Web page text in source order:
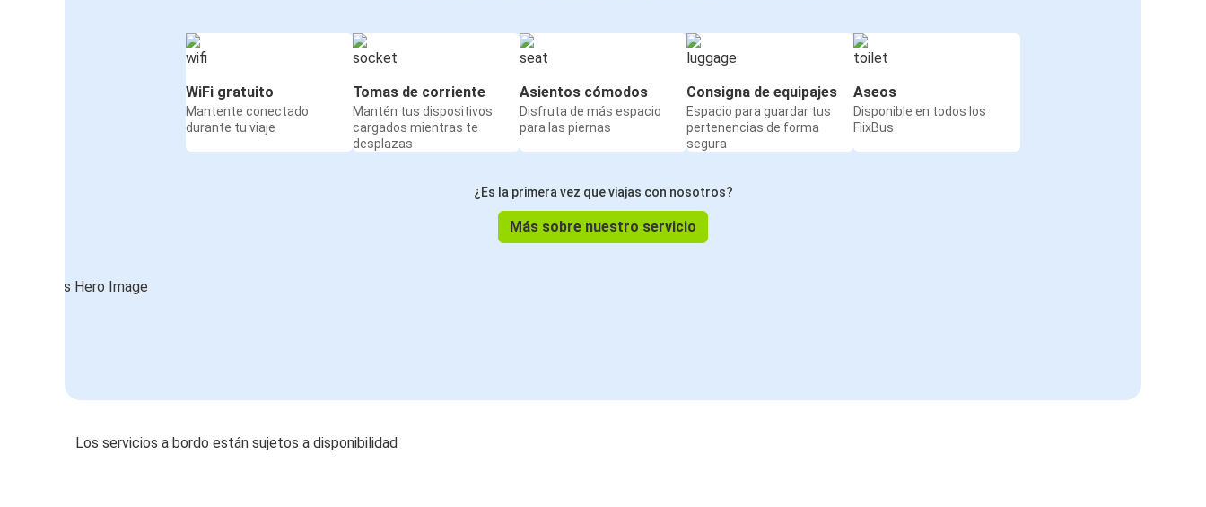
WiFi gratuito
Mantente conectado
durante tu viaje
Tomas de corriente
Mantén tus dispositivos
cargados mientras te
desplazas
Asientos cómodos
Disfruta de más espacio
para las piernas
Consigna de equipajes
Espacio para guardar tus
pertenencias de forma
segura
Aseos
Disponible en todos los
FlixBus
¿Es la primera vez que viajas con nosotros?
Más sobre nuestro servicio
Los servicios a bordo están sujetos a disponibilidad